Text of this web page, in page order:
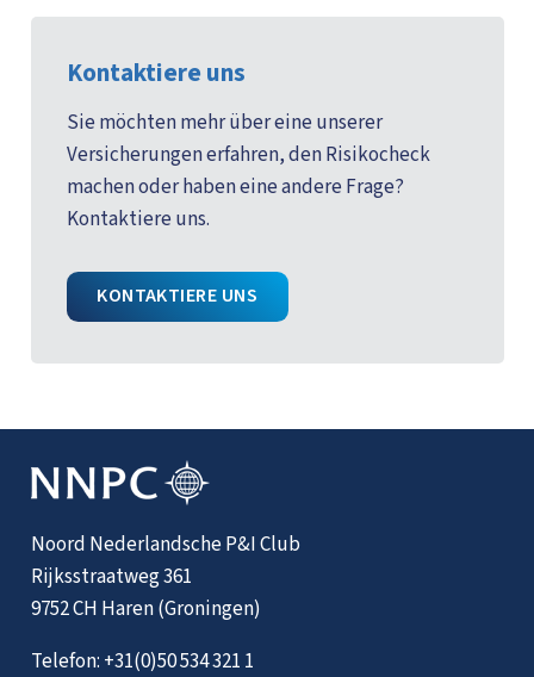
Kontaktiere uns
Sie möchten mehr über eine unserer
Versicherungen erfahren, den Risikocheck
machen oder haben eine andere Frage?
Kontaktiere uns.
KONTAKTIERE UNS
Noord Nederlandsche P&I Club
Rijksstraatweg 361
9752 CH Haren (Groningen)
Telefon: +31(0)50 534 321 1